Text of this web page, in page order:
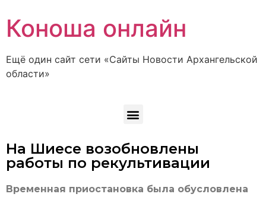
Коноша онлайн
Ещё один сайт сети «Сайты Новости Архангельской
области»
На Шиесе возобновлены
работы по рекультивации
Временная приостановка была обусловлена